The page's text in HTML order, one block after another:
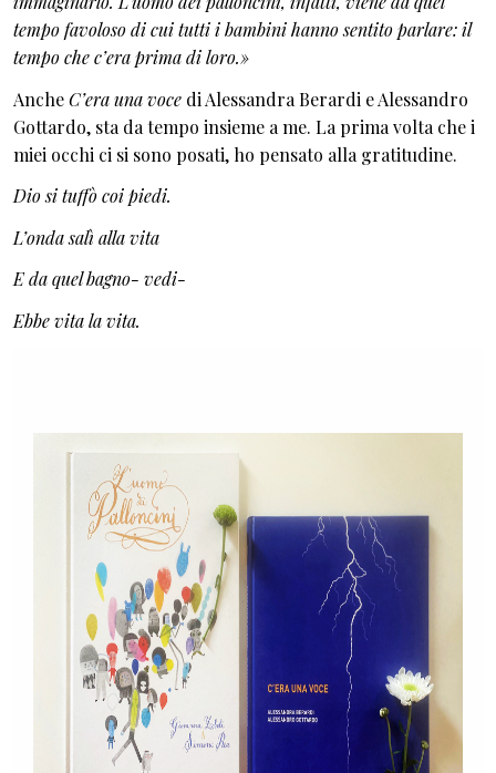
tempo favoloso di cui tutti i bambini hanno sentito parlare: il
tempo che c’era prima di loro.»
AncheC’era una voce di Alessandra Berardi e Alessandro
Gottardo, sta da tempo insieme a me. La prima volta che i
miei occhi ci si sono posati, ho pensato alla gratitudine.
Dio si tuffò coi piedi.
L’onda salì alla vita
E da quel bagno- vedi-
Ebbe vita la vita.